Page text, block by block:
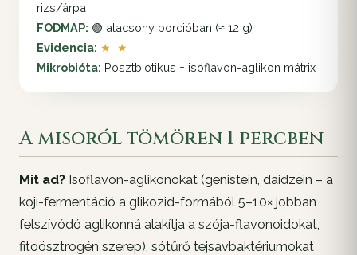
rizs/árpa
FODMAP: 🟢 alacsony porcióban (≈ 12 g)
Evidencia: ★ ★
Mikrobióta: Posztbiotikus + isoflavon-aglikon mátrix
A misoról tömören 1 percben
Mit ad? Isoflavon-aglikonokat (genistein, daidzein – a
koji-fermentáció a glikozid-formából 5–10× jobban
felszívódó aglikonná alakítja a szója-flavonoidokat,
fitoösztrogén szerep), sótűrő tejsavbaktériumokat